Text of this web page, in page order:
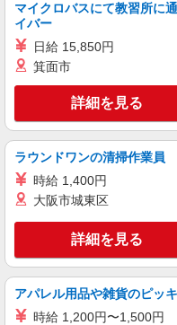
派遣社員
株式会社kotrio /●NG-H-2093156
平安通
場へ★サ
時給
通費全支
名古屋
キープ
派遣社員
（株）ウィルオブ・ワーク
高齢者向
愛知
マイクロバスにて教習所に
イバー
日給 15,850円
箕面市
詳細を見る
ラウンドワンの清掃作業員
時給 1,400円
大阪市城東区
詳細を見る
アパレル用品や雑貨のピッ
時給 1,200円〜1,500円